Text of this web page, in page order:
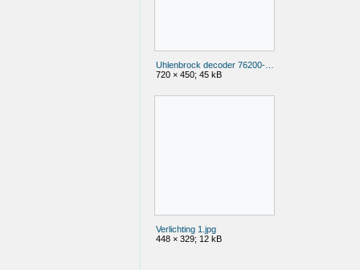
Uhlenbrock decoder 76200-lichten-flikkeren.jpg
720 × 450; 45 kB
Verlichting 1.jpg
448 × 329; 12 kB